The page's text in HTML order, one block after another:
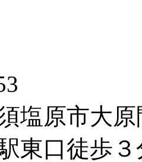
塩原市大原
東口徒歩３